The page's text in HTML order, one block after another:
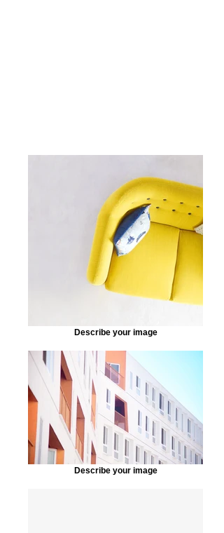
Describe your image
Describe your image